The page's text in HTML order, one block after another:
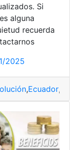
Humano
Si
alguna
recuerda
2025
,Ecuador,